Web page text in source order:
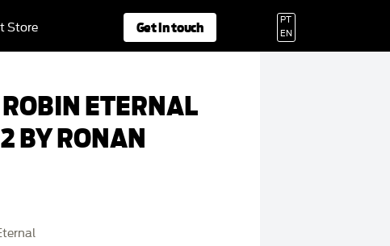
Store Get in touch
PT
EN
ETERNAL
BY RONAN